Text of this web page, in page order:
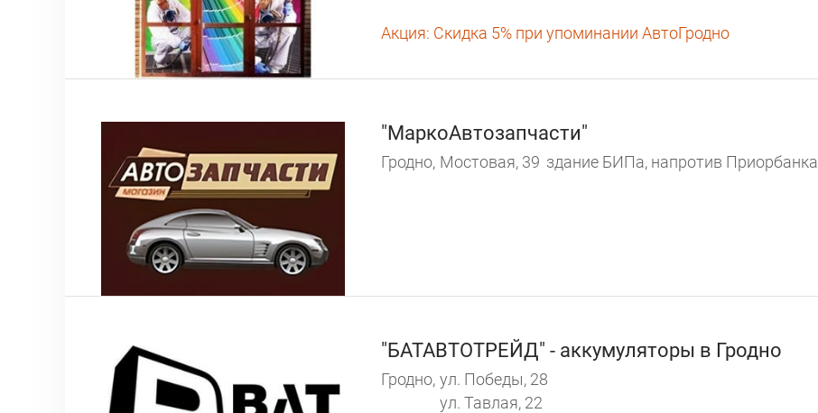
Акция: Скидка 5% при упоминании АвтоГродно
"МаркоАвтозапчасти"
Гродно, Мостовая, 39 здание БИПа, напротив Приорбанка
"БАТАВТОТРЕЙД" - аккумуляторы в Гродно
Гродно, ул. Победы, 28
ул. Тавлая, 22